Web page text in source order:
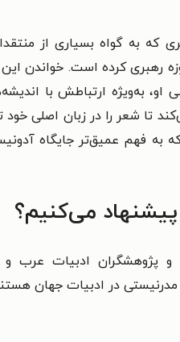
که به گواه بسیاری از
کرده است. خواندن
به‌ویژه ارتباطش با
تا شعر را در زبان اصلی
فهم عمیق‌تر جایگاه
می‌کنیم؟
و پژوهشگران ادبیات عرب و
مدرنیستی در ادبیات جهان